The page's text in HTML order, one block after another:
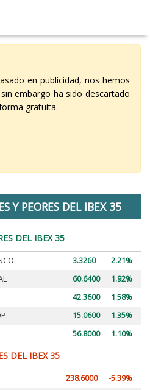
en publicidad, nos hemos
embargo ha sido descartado
gratuita.
Y PEORES DEL IBEX 35
DEL IBEX 35
3.3260
2.21%
60.6400
1.92%
42.3600
1.58%
15.0600
1.35%
56.8000 1.10%
DEL IBEX 35
238.6000
-5.39%